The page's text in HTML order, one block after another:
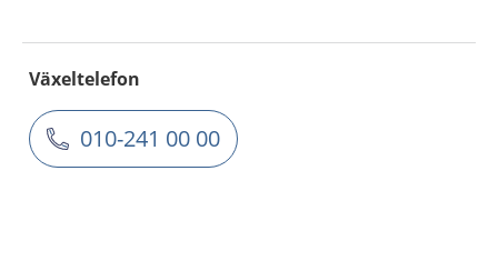
Växeltelefon
010-241 00 00